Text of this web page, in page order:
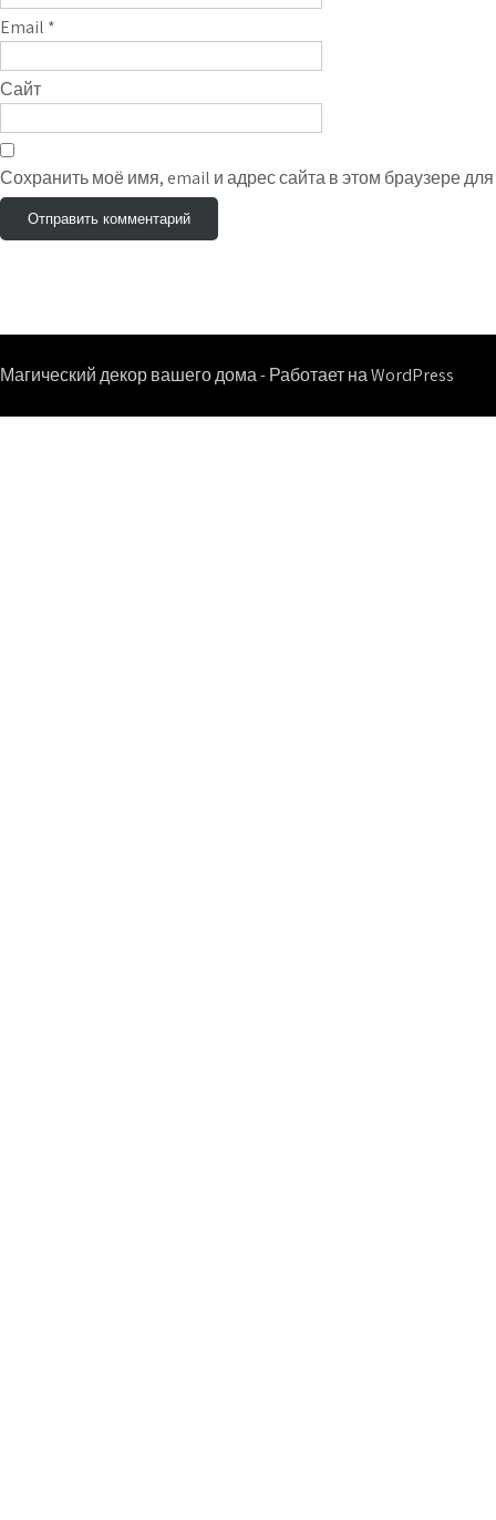
Email *
Сайт
Сохранить моё имя, email и адрес сайта в этом браузере
Магический декор вашего дома - Работает на WordPress